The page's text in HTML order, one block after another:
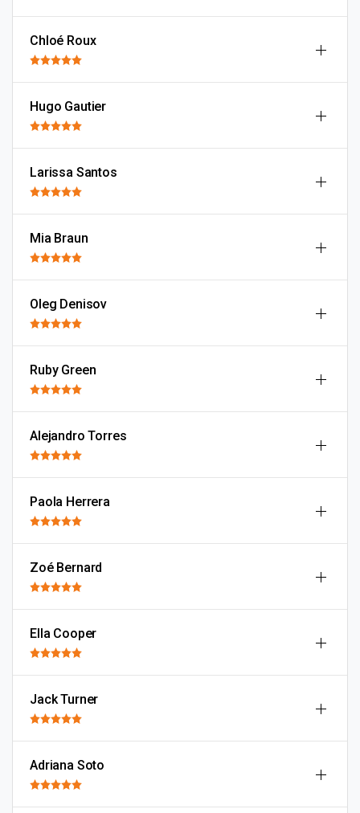
Chloé Roux
Hugo Gautier
Larissa Santos
Mia Braun
Oleg Denisov
Ruby Green
Alejandro Torres
Paola Herrera
Zoé Bernard
Ella Cooper
Jack Turner
Adriana Soto